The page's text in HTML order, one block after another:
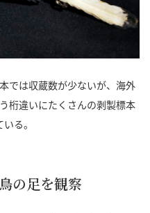
では収蔵数が少ないが、海外
桁違いにたくさんの剥製標本
る。
の足を観察